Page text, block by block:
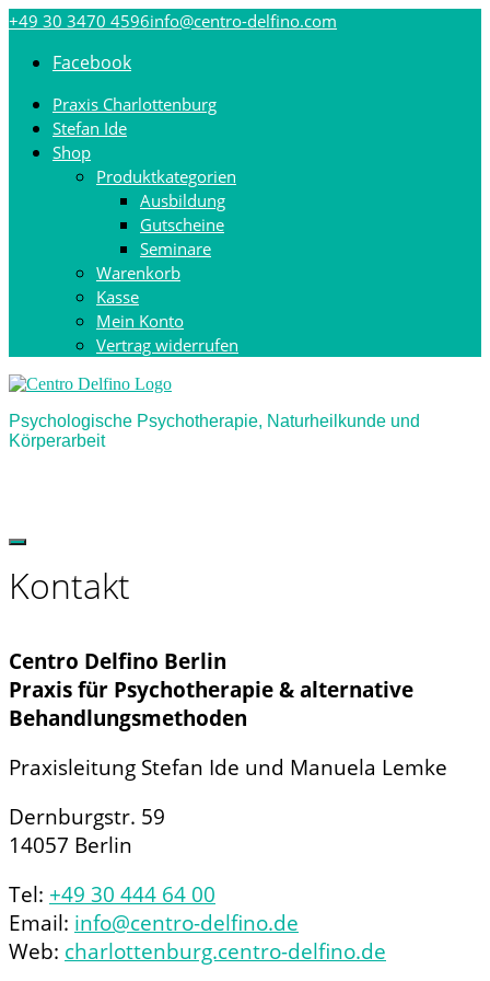
Direkt
Inhalt
+49 30 3470 4596info@centro-delfino.com
Facebook
Praxis Charlottenburg
Stefan Ide
Shop
Produktkategorien
Ausbildung
Gutscheine
Seminare
Warenkorb
Kasse
Mein Konto
Vertrag widerrufen
Psychologische Psychotherapie, Naturheilkunde und
Körperarbeit
Kontakt
Centro Delfino Berlin
Praxis für Psychotherapie & alternative
Behandlungsmethoden
Praxisleitung Stefan Ide und Manuela Lemke
Dernburgstr. 59
14057 Berlin
Tel: +49 30 444 64 00
Email: info@centro-delfino.de
Web: charlottenburg.centro-delfino.de